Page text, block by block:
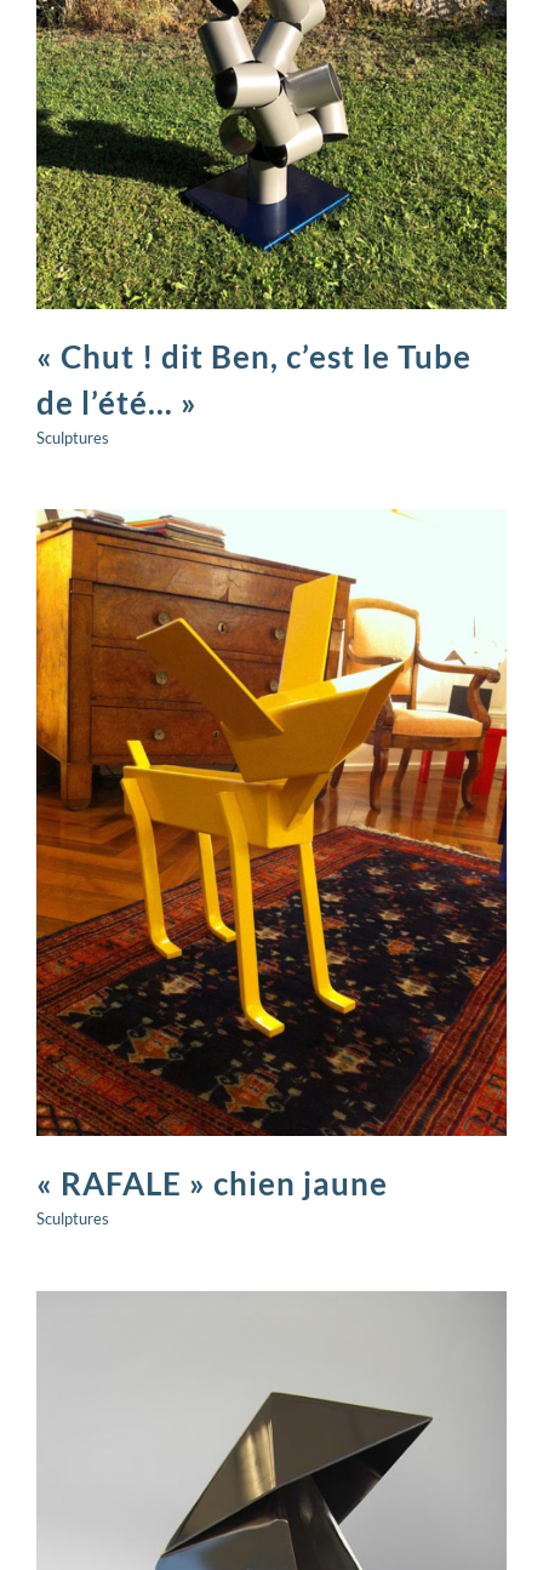
« Chut ! dit Ben, c’est le Tube
de l’été… »
Sculptures
« RAFALE » chien jaune
Sculptures